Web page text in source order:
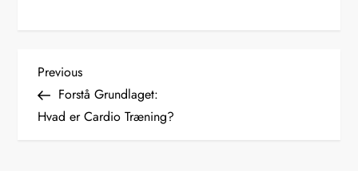
I
n
Previous
Post
Previous
Forstå Grundlaget:
Hvad er Cardio Træning?